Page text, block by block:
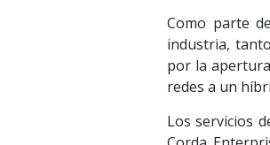
Como parte
industria,
por la
redes a un
Los servicios